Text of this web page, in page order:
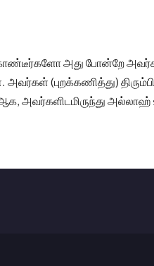
அது போன்றே
(புறக்கணித்து)
அவர்களிடமிருந்து